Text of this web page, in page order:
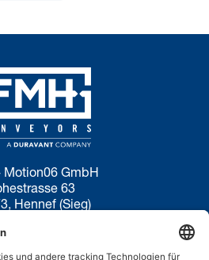
Motion06 GmbH
63
Hennef (Sieg)
Nutzungsbedingungen